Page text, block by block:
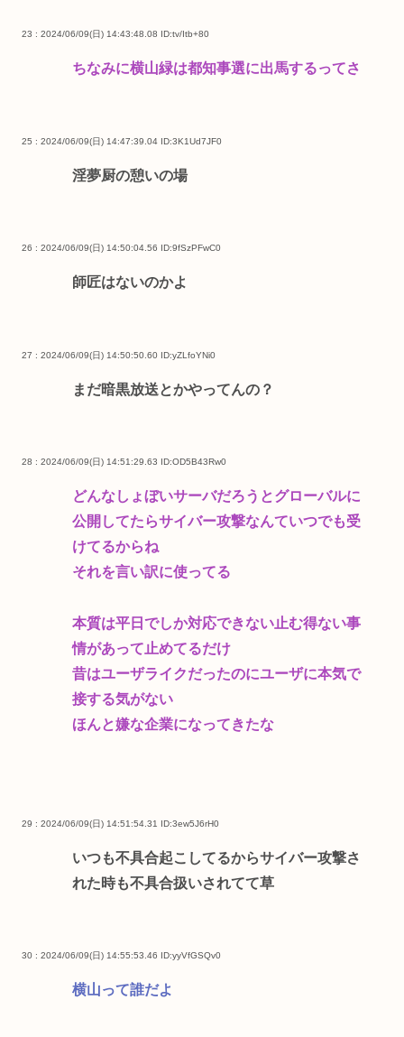
23 : 2024/06/09(日) 14:43:48.08 ID:tv/Itb+80
ちなみに横山緑は都知事選に出馬するってさ
25 : 2024/06/09(日) 14:47:39.04 ID:3K1Ud7JF0
淫夢厨の憩いの場
26 : 2024/06/09(日) 14:50:04.56 ID:9fSzPFwC0
師匠はないのかよ
27 : 2024/06/09(日) 14:50:50.60 ID:yZLfoYNi0
まだ暗黒放送とかやってんの？
28 : 2024/06/09(日) 14:51:29.63 ID:OD5B43Rw0
どんなしょぼいサーバだろうとグローバルに
公開してたらサイバー攻撃なんていつでも受
けてるからね
それを言い訳に使ってる
本質は平日でしか対応できない止む得ない事
情があって止めてるだけ
昔はユーザライクだったのにユーザに本気で
接する気がない
ほんと嫌な企業になってきたな
29 : 2024/06/09(日) 14:51:54.31 ID:3ew5J6rH0
いつも不具合起こしてるからサイバー攻撃さ
れた時も不具合扱いされてて草
30 : 2024/06/09(日) 14:55:53.46 ID:yyVfGSQv0
横山って誰だよ